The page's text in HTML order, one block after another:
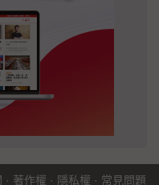
· 著作權 · 隱私權 · 常見問題